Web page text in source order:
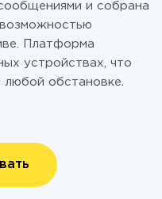
и собрана
Платформа
устройствах, что
любой обстановке.